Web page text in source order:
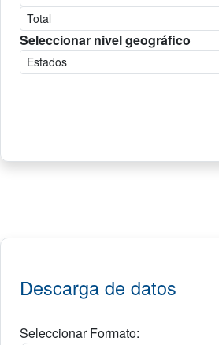
Seleccionar nivel geográfico
Descarga de datos
Seleccionar Formato: